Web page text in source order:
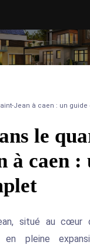
Jean à caen : un
le
à caen :
situé au cœur
en pleine